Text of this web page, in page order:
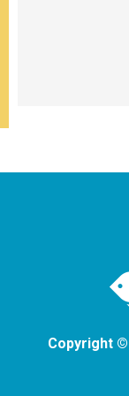
Copyright ©